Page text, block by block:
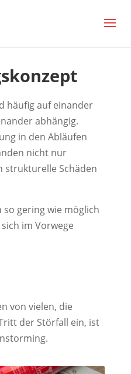
häufig auf einander
abhängig.
in den Abläufen
nicht nur
strukturelle Schäden
so gering wie möglich
im Vorwege
von vielen, die
der Störfall ein, ist